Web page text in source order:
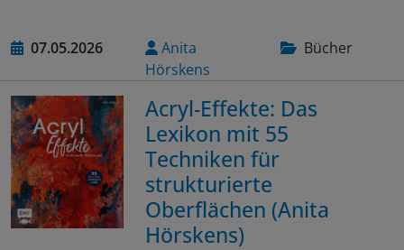
07.05.2026
Anita
Hörskens
Bücher
Acryl-Effekte: Das
Lexikon mit 55
Techniken für
strukturierte
Oberflächen (Anita
Hörskens)